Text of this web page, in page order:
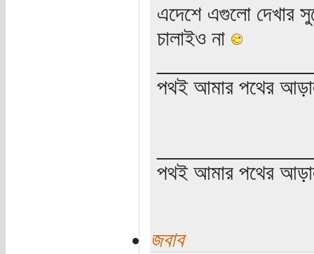
এদেশে এগুলো দেখার
চালাইও না
পথই আমার পথের
পথই আমার পথের
জবাব